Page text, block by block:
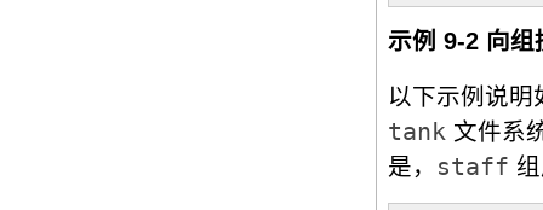
示例 9-2 向
以下示例说
tank 文件系
是， staff